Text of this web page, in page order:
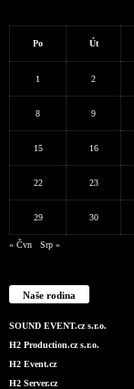
Po Út
1 2
8 9
15 16
22 23
29 30
« Čvn Srp »
Naše rodina
SOUND EVENT.cz s.r.o.
H2 Production.cz s.r.o.
H2 Event.cz
H2 Server.cz